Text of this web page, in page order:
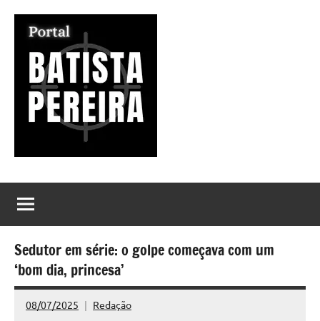
conteúdo
Batista
Pereira
Portal
de
Sedutor em série: o golpe começava com um
‘bom dia, princesa’
08/07/2025 Redação
Nenhum